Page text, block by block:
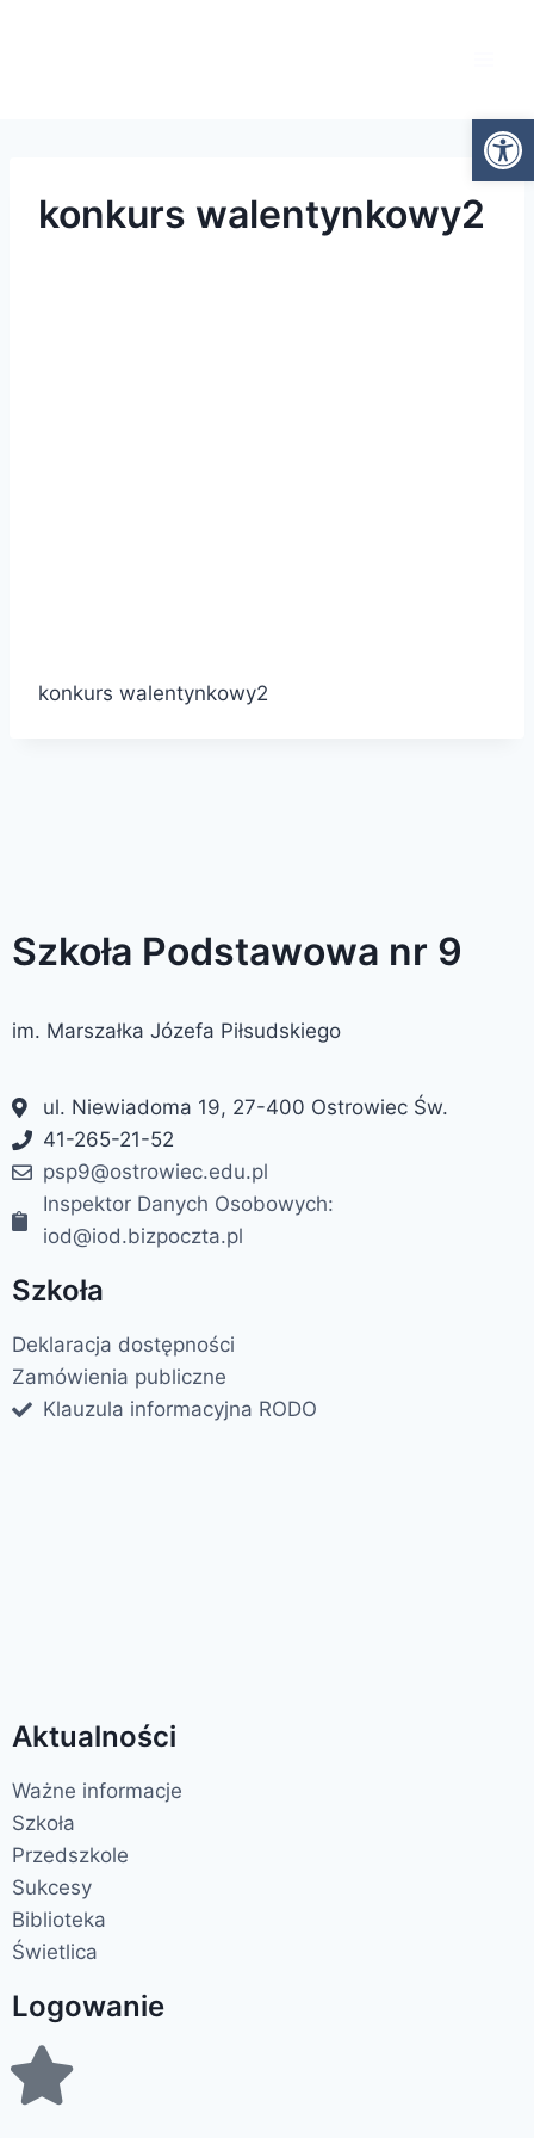
konkurs walentynkowy2
konkurs walentynkowy2
Szkoła Podstawowa nr 9
im. Marszałka Józefa Piłsudskiego
ul. Niewiadoma 19, 27-400 Ostrowiec Św.
41-265-21-52
psp9@ostrowiec.edu.pl
Inspektor Danych Osobowych:
iod@iod.bizpoczta.pl
Szkoła
Deklaracja dostępności
Zamówienia publiczne
Klauzula informacyjna RODO
Aktualności
Ważne informacje
Szkoła
Przedszkole
Sukcesy
Biblioteka
Świetlica
Logowanie